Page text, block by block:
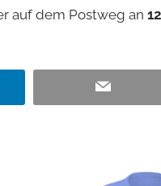
auf dem Postweg an
Email